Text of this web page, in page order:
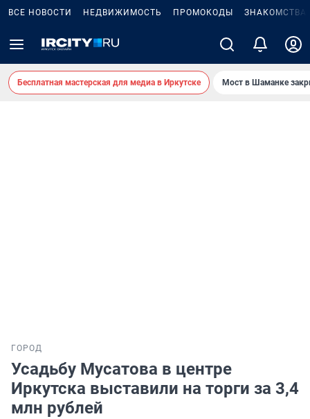
ВСЕ НОВОСТИ НЕДВИЖИМОСТЬ ПРОМОКОДЫ ЗНАКОМСТВА
Бесплатная мастерская для медиа в Иркутске Мост в Шаманке
ГОРОД
Усадьбу Мусатова в центре
Иркутска выставили на торги за 3,4
млн рублей